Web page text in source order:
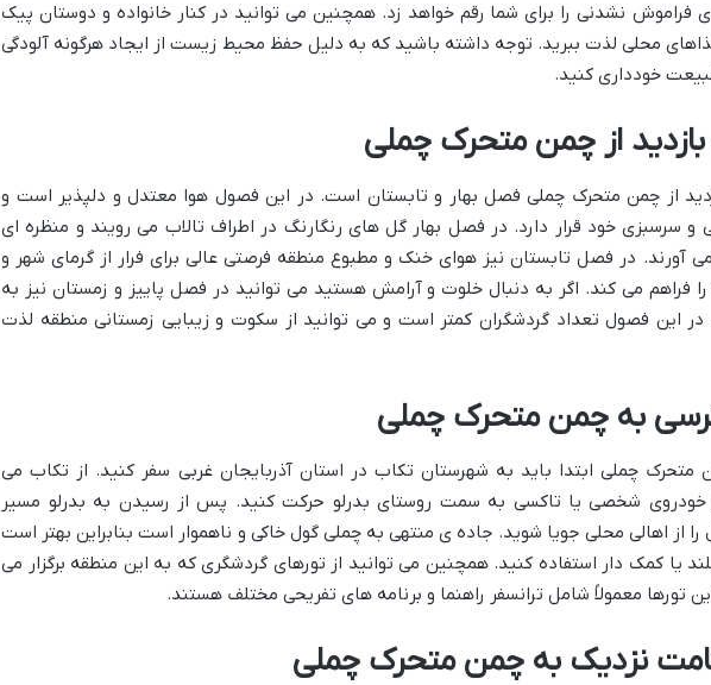
فراموش نشدنی را برای شما رقم خواهد زد. همچنین می توانید در کنار خانواده و دوستان پیک
محلی لذت ببرید. توجه داشته باشید که به دلیل حفظ محیط زیست از ایجاد هرگونه آلودگی
خودداری کنید.
بازدید از چمن متحرک چملی
از چمن متحرک چملی فصل بهار و تابستان است. در این فصول هوا معتدل و دلپذیر است و
و سرسبزی خود قرار دارد. در فصل بهار گل های رنگارنگ در اطراف تالاب می رویند و منظره ای
آورند. در فصل تابستان نیز هوای خنک و مطبوع منطقه فرصتی عالی برای فرار از گرمای شهر و
فراهم می کند. اگر به دنبال خلوت و آرامش هستید می توانید در فصل پاییز و زمستان نیز به
این فصول تعداد گردشگران کمتر است و می توانید از سکوت و زیبایی زمستانی منطقه لذت
به چمن متحرک چملی
متحرک چملی ابتدا باید به شهرستان تکاب در استان آذربایجان غربی سفر کنید. از تکاب می
از خودروی شخصی یا تاکسی به سمت روستای بدرلو حرکت کنید. پس از رسیدن به بدرلو مسیر
از اهالی محلی جویا شوید. جاده ی منتهی به چملی گول خاکی و ناهموار است بنابراین بهتر است
یا کمک دار استفاده کنید. همچنین می توانید از تورهای گردشگری که به این منطقه برگزار می
تورها معمولاً شامل ترانسفر راهنما و برنامه های تفریحی مختلف هستند.
نزدیک به چمن متحرک چملی